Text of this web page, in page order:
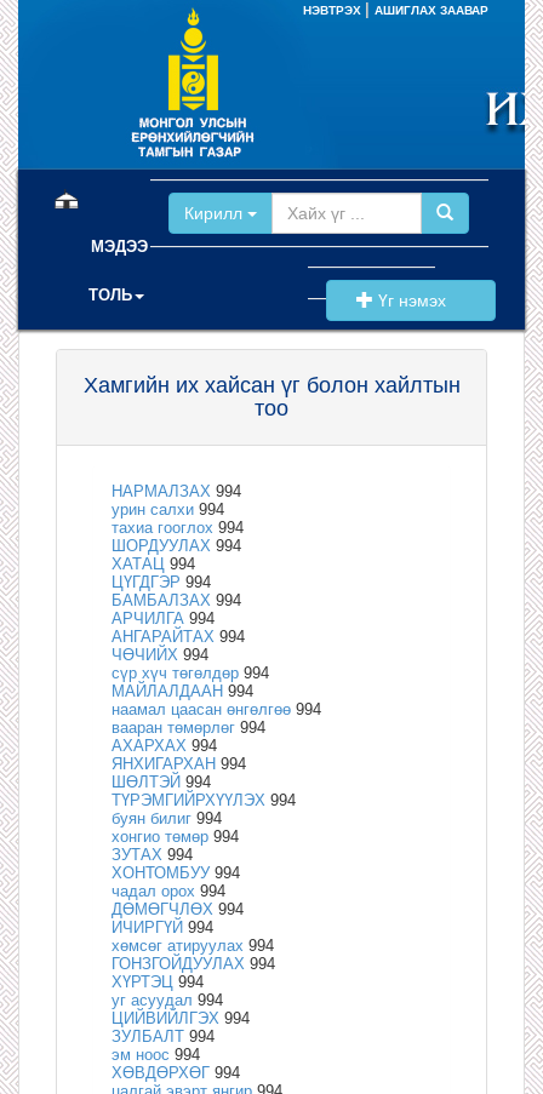
НЭВТРЭХ АШИГЛАХ ЗААВАР
МЭДЭЭ
ТОЛЬ
Кирилл
Үг нэмэх
Хамгийн их хайсан үг болон хайлтын
тоо
НАРМАЛЗАХ 994
урин салхи 994
тахиа гооглох 994
ШОРДУУЛАХ 994
ХАТАЦ 994
ЦҮГДГЭР 994
БАМБАЛЗАХ 994
АРЧИЛГА 994
АНГАРАЙТАХ 994
ЧӨЧИЙХ 994
сүр хүч төгөлдөр 994
МАЙЛАЛДААН 994
наамал цаасан өнгөлгөө 994
вааран төмөрлөг 994
АХАРХАХ 994
ЯНХИГАРХАН 994
ШӨЛТЭЙ 994
ТҮРЭМГИЙРХҮҮЛЭХ 994
буян билиг 994
хонгио төмөр 994
ЗУТАХ 994
ХОНТОМБУУ 994
чадал орох 994
ДӨМӨГЧЛӨХ 994
ИЧИРГҮЙ 994
хөмсөг атируулах 994
ГОНЗГОЙДУУЛАХ 994
ХҮРТЭЦ 994
уг асуудал 994
ЦИЙВИЙЛГЭХ 994
ЗУЛБАЛТ 994
эм ноос 994
ХӨВДӨРХӨГ 994